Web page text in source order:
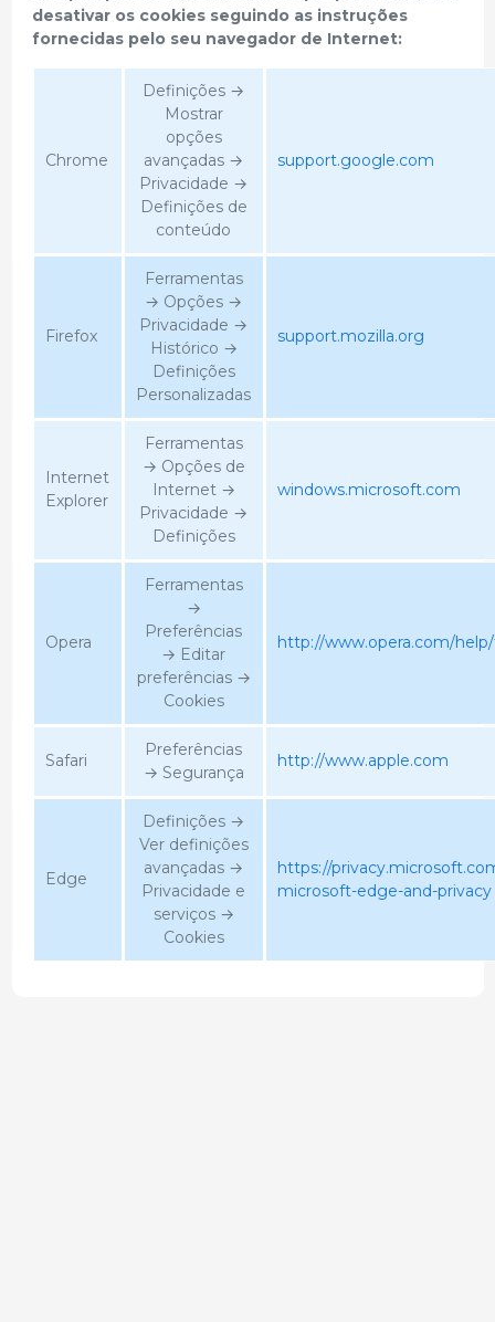
desativar os cookies seguindo as instruções
fornecidas pelo seu navegador de Internet:
Chrome
Definições →
Mostrar
opções
avançadas →
Privacidade →
Definições de
conteúdo
support.google.com
Firefox
Ferramentas
→ Opções →
Privacidade →
Histórico →
Definições
Personalizadas
support.mozilla.org
Internet
Explorer
Ferramentas
→ Opções de
Internet →
Privacidade →
Definições
windows.microsoft.com
Opera
Ferramentas
→
Preferências
→ Editar
preferências →
Cookies
http://www.opera.com/
Safari
Preferências
→ Segurança
http://www.apple.com
Edge
Definições →
Ver definições
avançadas →
Privacidade e
serviços →
Cookies
https://
microsoft-edge-and-privacy